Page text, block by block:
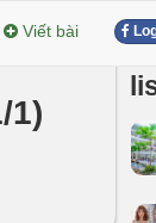
Viết bài
1)